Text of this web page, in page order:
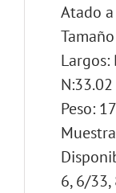
Atado
Largos:
N:33.02
Peso:
6, 6/33,